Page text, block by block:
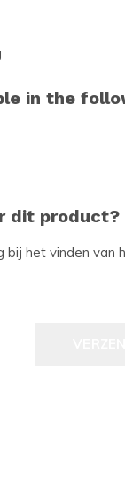
in the
dit product?
bij het vinden van